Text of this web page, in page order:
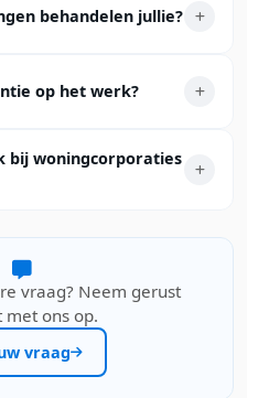
behandelen jullie?
op het werk?
bij woningcorporaties
vraag? Neem gerust
met ons op.
vraag